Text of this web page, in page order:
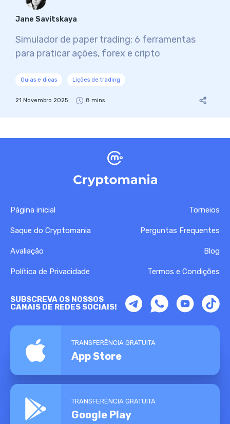
Jane Savitskaya
Simulador de paper trading: 6 ferramentas
para praticar ações, forex e cripto
Guias e dicas Lições de trading
21 Novembro 2025 8 mins
Página inicial Torneios
Saque do Cryptomania Perguntas Frequentes
Avaliação Blog
Política de Privacidade Termos e Condições
SUBSCREVA OS NOSSOS
CANAIS DE REDES SOCIAIS!
TRANSFERÊNCIA GRATUITA
App Store
TRANSFERÊNCIA GRATUITA
Google Play